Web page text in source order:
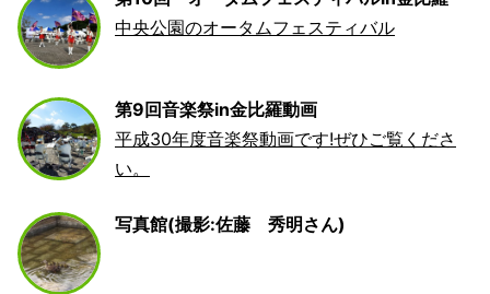
中央公園のオータムフェスティバル
第9回音楽祭in金比羅動画
平成30年度音楽祭動画です!ぜひご覧くださ
い。
写真館(撮影:佐藤 秀明さん)